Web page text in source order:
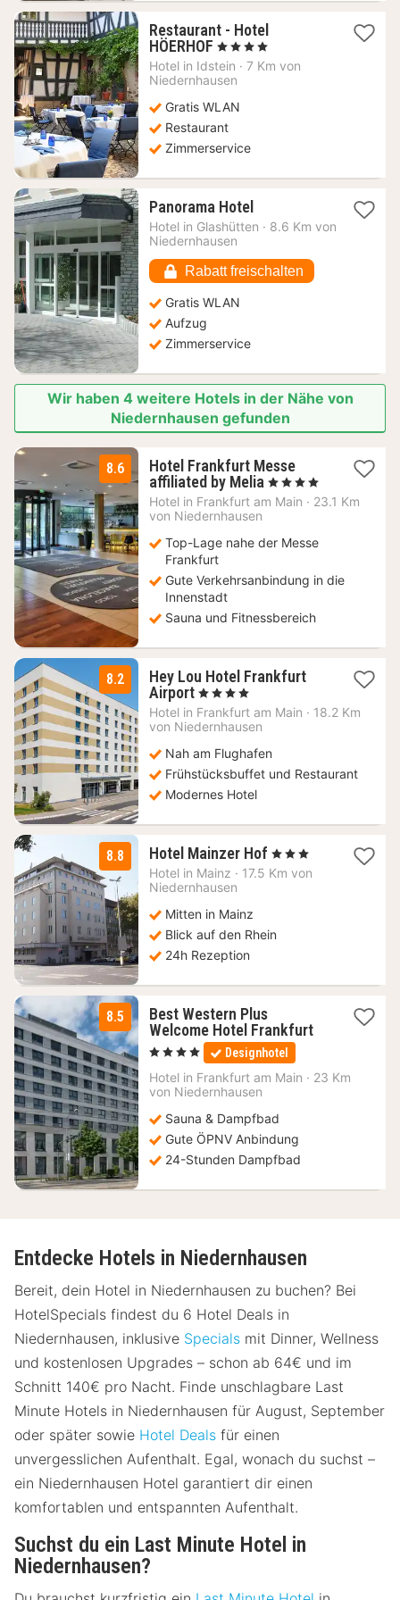
Restaurant - Hotel
HÖERHOF 1
Nacht
ab
€
, 4 Sterne
Hotel in Idstein · 7 Km von
Niedernhausen
Gratis WLAN
Restaurant
Zimmerservice
Panorama Hotel1
Nacht
€
Hotel in Glashütten · 8.6 Km von
Niedernhausen
Rabatt freischalten
Gratis WLAN
Aufzug
Zimmerservice
Wir haben 4 weitere Hotels in der Nähe von
Niedernhausen gefunden
8.6
Hotel Frankfurt Messe
affiliated by Melia 2
Nächte
€
, 4 Sterne
Hotel in Frankfurt am Main · 23.1 Km
von Niedernhausen
Top-Lage nahe der Messe
Frankfurt
Gute Verkehrsanbindung in die
Innenstadt
Sauna und Fitnessbereich
8.2
Hey Lou Hotel Frankfurt
Airport 2
Nächte
ab
€
, 4 Sterne
Hotel in Frankfurt am Main · 18.2 Km
von Niedernhausen
Nah am Flughafen
Frühstücksbuffet und Restaurant
Modernes Hotel
8.8 Hotel Mainzer Hof 1
Nacht
, 3 Sterne
Hotel in Mainz · 17.5 Km von
Niedernhausen
Mitten in Mainz
Blick auf den Rhein
24h Rezeption
8.5
Best Western Plus
Welcome Hotel Frankfurt1
192
, 4 Sterne Designhotel
Hotel in Frankfurt am Main · 23 Km
von Niedernhausen
Sauna & Dampfbad
Gute ÖPNV Anbindung
24-Stunden Dampfbad
Entdecke Hotels in Niedernhausen
Bereit, dein Hotel in Niedernhausen zu buchen? Bei
HotelSpecials findest du 6 Hotel Deals in
Niedernhausen, inklusive Specials mit Dinner, Wellness
und kostenlosen Upgrades – schon ab 64€ und im
Schnitt 140€ pro Nacht. Finde unschlagbare Last
Minute Hotels in Niedernhausen für August, September
oder später sowie Hotel Deals für einen
unvergesslichen Aufenthalt. Egal, wonach du suchst –
ein Niedernhausen Hotel garantiert dir einen
komfortablen und entspannten Aufenthalt.
Suchst du ein Last Minute Hotel in
Niedernhausen?